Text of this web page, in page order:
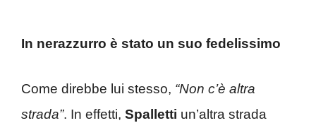
In nerazzurro è stato un suo fedelissimo
Come direbbe lui stesso, “Non c’è altra
strada”. In effetti, Spalletti un’altra strada